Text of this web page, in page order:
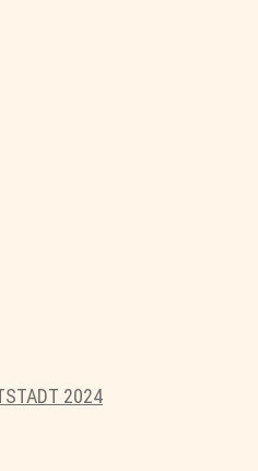
2024